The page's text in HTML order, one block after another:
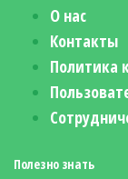
О нас
Контакты
Политика
Полезно знать